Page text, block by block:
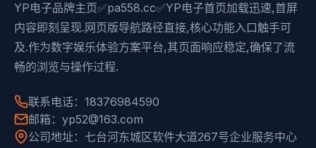
YP电子品牌主页✅pa558.cc✅YP电子首页加载迅速,首屏
内容即刻呈现.网页版导航路径直接,核心功能入口触手可
及.作为数字娱乐体验方案平台,其页面响应稳定,确保了流
畅的浏览与操作过程.
联系电话：18376984590
邮箱：yp52@163.com
公司地址：七台河东城区软件大道267号企业服务中心